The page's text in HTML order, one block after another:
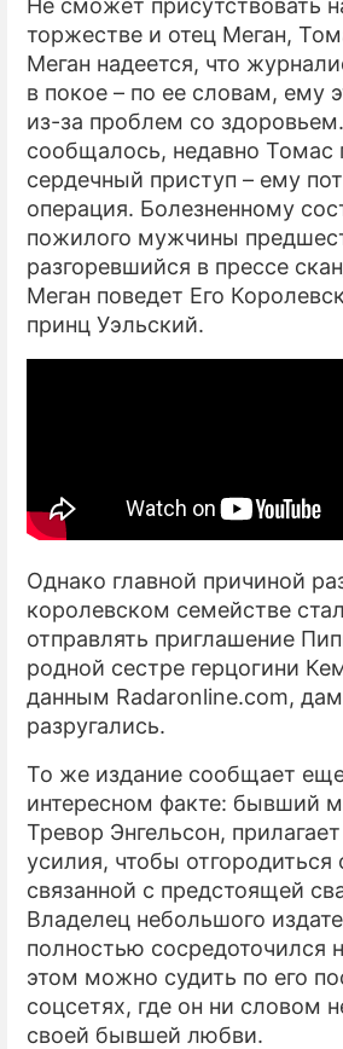
Не сможет присутствовать
торжестве и отец Меган,
Меган надеется, что
в покое – по ее словам, ему
из-за проблем со
сообщалось, недавно Томас
сердечный приступ – ему
операция. Болезненному
пожилого мужчины
разгоревшийся в прессе
Меган поведет Его
принц Уэльский.
Однако главной причиной
королевском семействе
отправлять приглашение
родной сестре герцогини
данным Radaronline.com,
разругались.
То же издание сообщает
интересном факте: бывший
Тревор Энгельсон,
усилия, чтобы
связанной с предстоящей
Владелец небольшого
полностью сосредоточился
этом можно судить по его
соцсетях, где он ни словом
своей бывшей любви.